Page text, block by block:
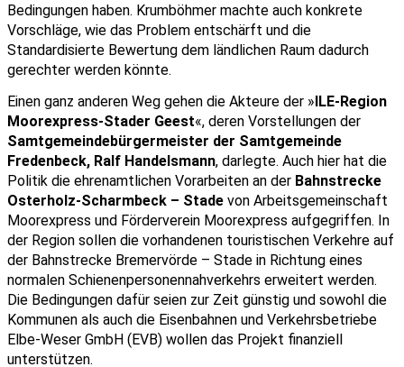
Bedingungen haben. Krumböhmer machte auch konkrete
Vorschläge, wie das Problem entschärft und die
Standardisierte Bewertung dem ländlichen Raum dadurch
gerechter werden könnte.
Einen ganz anderen Weg gehen die Akteure der »ILE-Region
Moorexpress-Stader Geest
Samtgemeindebürgermeister der Samtgemeinde
Fredenbeck, Ralf Handelsmann, darlegte. Auch hier hat die
Politik die ehrenamtlichen Vorarbeiten an der Bahnstrecke
Osterholz-Scharmbeck – Stade von Arbeitsgemeinschaft
Moorexpress und Förderverein Moorexpress aufgegriffen. In
der Region sollen die vorhandenen touristischen Verkehre auf
der Bahnstrecke Bremervörde – Stade in Richtung eines
normalen Schienenpersonennahverkehrs erweitert werden.
Die Bedingungen dafür seien zur Zeit günstig und sowohl die
Kommunen als auch die Eisenbahnen und Verkehrsbetriebe
Elbe-Weser GmbH (EVB) wollen das Projekt finanziell
unterstützen.